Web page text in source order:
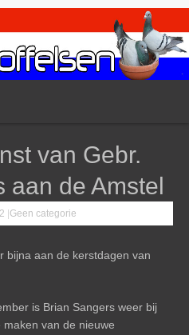
van Gebr.
de Amstel
Geen categorie
bijna aan de kerstdagen van
is Brian Sangers weer bij
maken van de nieuwe